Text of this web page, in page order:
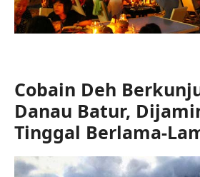
Cobain Deh
Danau Batur,
Tinggal Berlama-